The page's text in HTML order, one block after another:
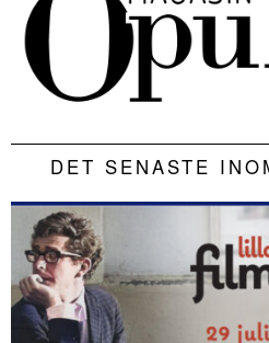
DET SENASTE